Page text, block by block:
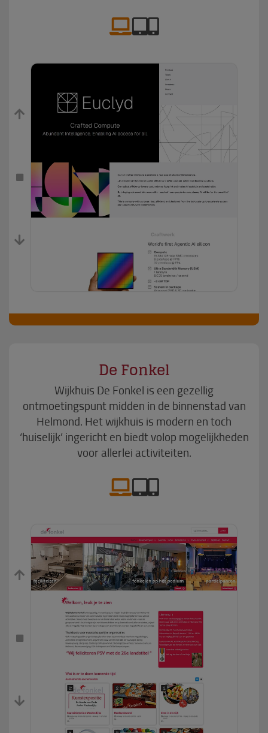
De Fonkel
Wijkhuis De Fonkel is een gezellig
ontmoetingspunt midden in de binnenstad van
Helmond. Het wijkhuis is modern en toch
‘huiselijk’ ingericht en biedt volop mogelijkheden
voor allerlei activiteiten.